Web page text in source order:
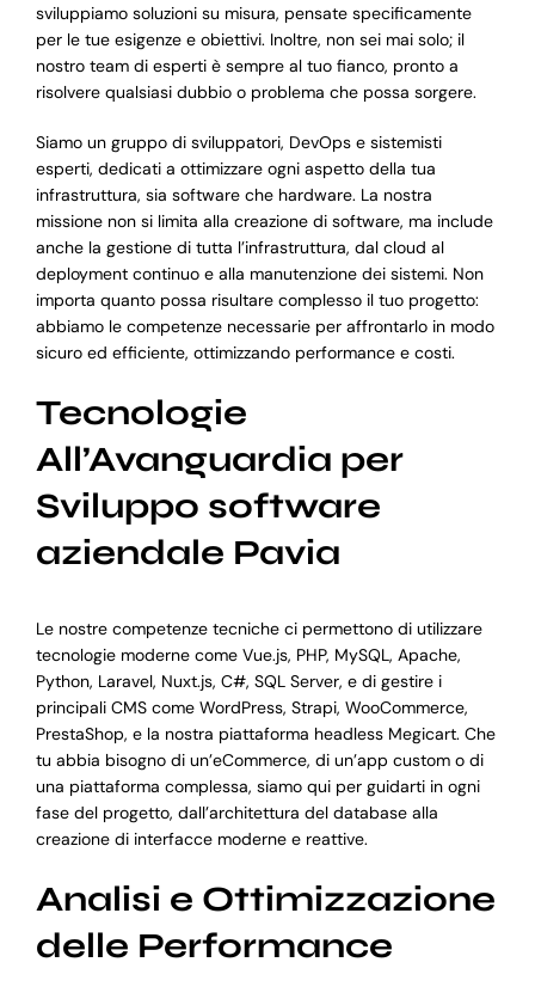
sviluppiamo soluzioni su misura, pensate specificamente
per le tue esigenze e obiettivi. Inoltre, non sei mai solo; il
nostro team di esperti è sempre al tuo fianco, pronto a
risolvere qualsiasi dubbio o problema che possa sorgere.
Siamo un gruppo di sviluppatori, DevOps e sistemisti
esperti, dedicati a ottimizzare ogni aspetto della tua
infrastruttura, sia software che hardware. La nostra
missione non si limita alla creazione di software, ma include
anche la gestione di tutta l’infrastruttura, dal cloud al
deployment continuo e alla manutenzione dei sistemi. Non
importa quanto possa risultare complesso il tuo progetto:
abbiamo le competenze necessarie per affrontarlo in modo
sicuro ed efficiente, ottimizzando performance e costi.
Tecnologie
All’Avanguardia per
Sviluppo software
aziendale Pavia
Le nostre competenze tecniche ci permettono di utilizzare
tecnologie moderne come Vue.js, PHP, MySQL, Apache,
Python, Laravel, Nuxt.js, C#, SQL Server, e di gestire i
principali CMS come WordPress, Strapi, WooCommerce,
PrestaShop, e la nostra piattaforma headless Megicart. Che
tu abbia bisogno di un’eCommerce, di un’app custom o di
una piattaforma complessa, siamo qui per guidarti in ogni
fase del progetto, dall’architettura del database alla
creazione di interfacce moderne e reattive.
Analisi e Ottimizzazione
delle Performance